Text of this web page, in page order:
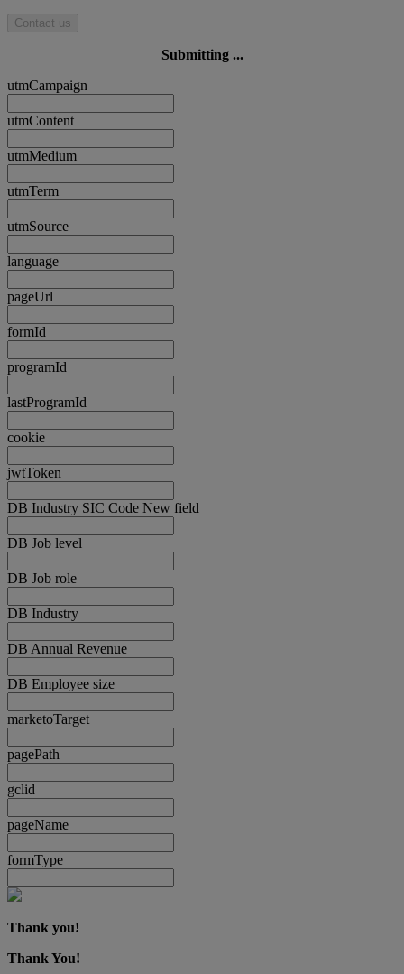
Contact us
Submitting ...
utmCampaign
utmContent
utmMedium
utmTerm
utmSource
language
pageUrl
formId
programId
lastProgramId
cookie
jwtToken
DB Industry SIC Code New field
DB Job level
DB Job role
DB Industry
DB Annual Revenue
DB Employee size
marketoTarget
pagePath
gclid
pageName
formType
Thank you!
Thank You!